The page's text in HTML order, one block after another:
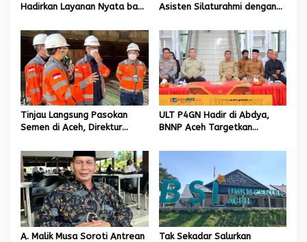
Hadirkan Layanan Nyata bagi
Asisten Silaturahmi dengan
Banda Aceh
Tinjau Langsung Pasokan
Semen di Aceh, Direktur
Berjalan Normal
ULT P4GN Hadir di Abdya,
BNNP Aceh Targetkan
Narkotika
A. Malik Musa Soroti Antrean
Tak Sekadar Salurkan